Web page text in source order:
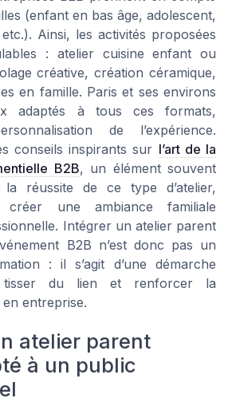
(enfant en bas âge, adolescent,
Ainsi, les activités proposées
: atelier cuisine enfant ou
créative, création céramique,
en famille. Paris et ses environs
adaptés à tous ces formats,
de l’expérience.
conseils inspirants sur l’art de la
B2B, un élément souvent
la réussite de ce type d’atelier,
créer une ambiance familiale
Intégrer un atelier parent
B2B n’est donc pas un
: il s’agit d’une démarche
tisser du lien et renforcer la
entreprise.
atelier parent
à un public